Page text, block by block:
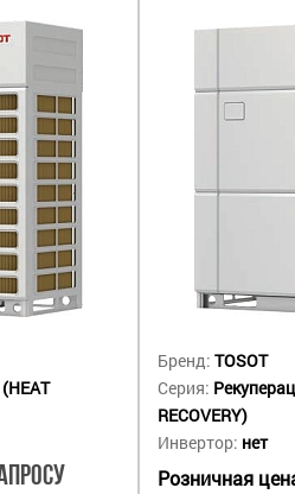
Бренд: TOSOT
Серия:
RECOVERY)
Инвертор: нет
Розничная